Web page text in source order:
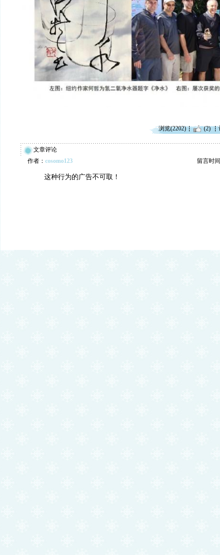
浏览(2202) (2)
文章评论
作者： cosomo123 留言时
这种行为的广告不可取！